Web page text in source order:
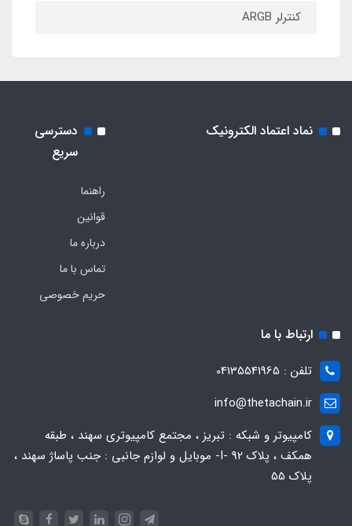
کنترلر ARGB
نماد اعتماد الکترونیک
دسترسی
سریع
راهنما
قوانین
درباره ما
تماس با ما
حریم خصوصی
ارتباط با ما
تلفن : 04135541965
info@thetachain.ir
کامپیوتر و شبکه : تبریز ، مجتمع کامپیوتری سهند ، طبقه
همکف ، پلاک 92 -I- موبایل و لوازم جانبی : جنب پاساژ سهند ،
پلاک 55